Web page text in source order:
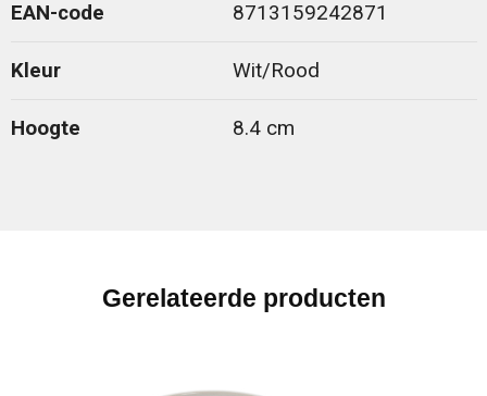
EAN-code 8713159242871
Kleur Wit/Rood
Hoogte 8.4 cm
Gerelateerde producten